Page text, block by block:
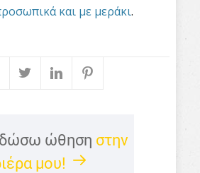
και με μεράκι.
ώθηση στην
μου!